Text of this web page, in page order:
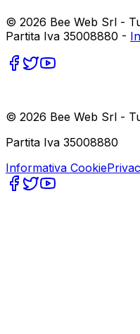
© 2026 Bee Web Srl -
Partita Iva 35008880 -
© 2026 Bee Web Srl -
Partita Iva 35008880
Informativa Cookie